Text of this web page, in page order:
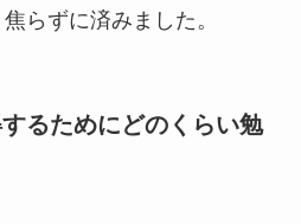
らずに済みました。
るためにどのくらい勉